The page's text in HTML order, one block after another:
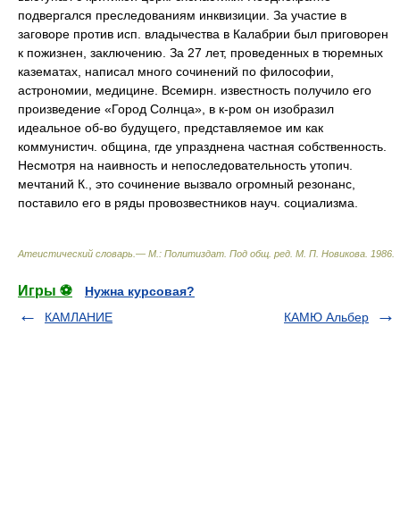
подвергался преследованиям инквизиции. За участие в
заговоре против исп. владычества в Калабрии был приговорен
к пожизнен, заключению. За 27 лет, проведенных в тюремных
казематах, написал много сочинений по философии,
астрономии, медицине. Всемирн. известность получило его
произведение «Город Солнца», в к-ром он изобразил
идеальное об-во будущего, представляемое им как
коммунистич. община, где упразднена частная собственность.
Несмотря на наивность и непоследовательность утопич.
мечтаний К., это сочинение вызвало огромный резонанс,
поставило его в ряды провозвестников науч. социализма.
Атеистический словарь.— М.: Политиздат Под общ. ред. М. П. Новикова 1986
Игры ⚽
Нужна курсовая?
КАМЛАНИЕ
КАМЮ Альбер